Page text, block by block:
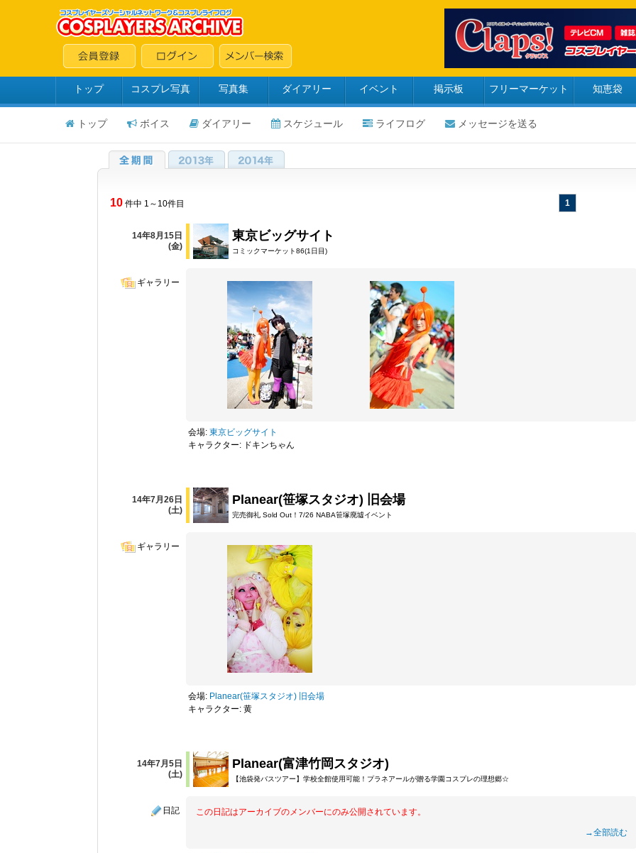
トップ コスプレ写真 写真集 ダイアリー イベント 掲示板 フリーマーケット 知恵袋
トップ ボイス ダイアリー スケジュール ライフログ メッセージを送る
10 件中 1～10件目 1
14年8月15日
(金)
東京ビッグサイト
コミックマーケット86(1日目)
ギャラリー
会場: 東京ビッグサイト
キャラクター: ドキンちゃん
14年7月26日
(土)
Planear(笹塚スタジオ) 旧会場
完売御礼 Sold Out！7/26 NABA笹塚廃墟イベント
ギャラリー
会場: Planear(笹塚スタジオ) 旧会場
キャラクター: 黄
14年7月5日
(土)
Planear(富津竹岡スタジオ)
【池袋発バスツアー】学校全館使用可能！プラネアールが贈る学園コスプレの理想郷☆
日記 この日記はアーカイブのメンバーにのみ公開されています。
→全部読む